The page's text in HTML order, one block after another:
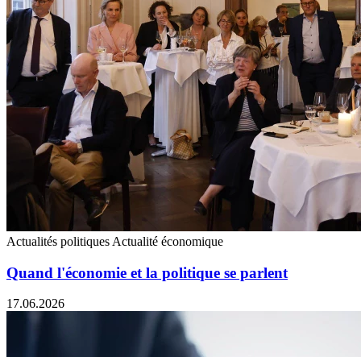
Actualités politiques Actualité économique
Quand l'économie et la politique se parlent
17.06.2026